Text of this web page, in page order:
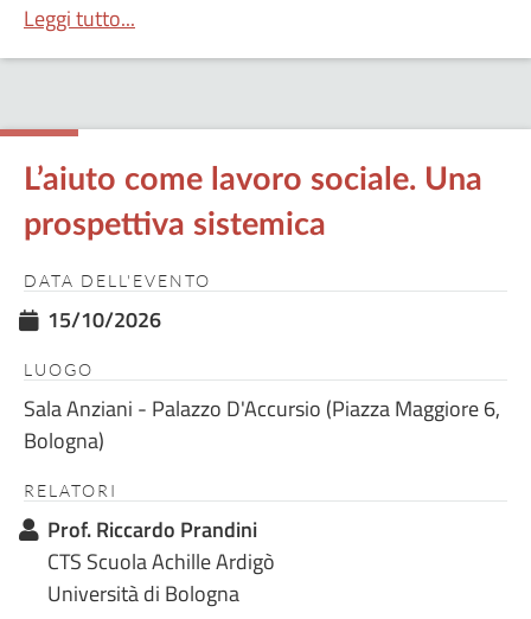
Leggi tutto...
L’aiuto come lavoro sociale. Una
prospettiva sistemica
DATA DELL'EVENTO
15/10/2026
LUOGO
Sala Anziani - Palazzo D'Accursio (Piazza Maggiore 6,
Bologna)
RELATORI
Prof. Riccardo Prandini
CTS Scuola Achille Ardigò
Università di Bologna